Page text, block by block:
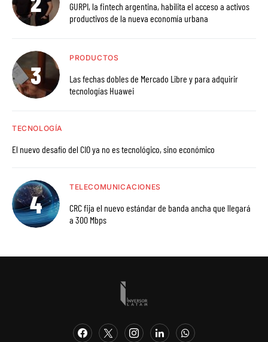
GURPI, la fintech argentina, habilita el acceso a activos
productivos de la nueva economía urbana
PRODUCTOS
Las fechas dobles de Mercado Libre y para adquirir
tecnologías Huawei
TECNOLOGÍA
El nuevo desafío del CIO ya no es tecnológico, sino económico
TELECOMUNICACIONES
CRC fija el nuevo estándar de banda ancha que llegará
a 300 Mbps